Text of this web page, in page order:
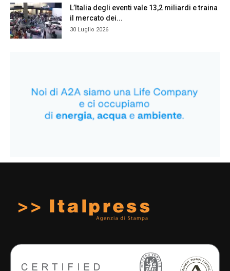
L’Italia degli eventi vale 13,2 miliardi e traina
il mercato dei...
30 Luglio 2026